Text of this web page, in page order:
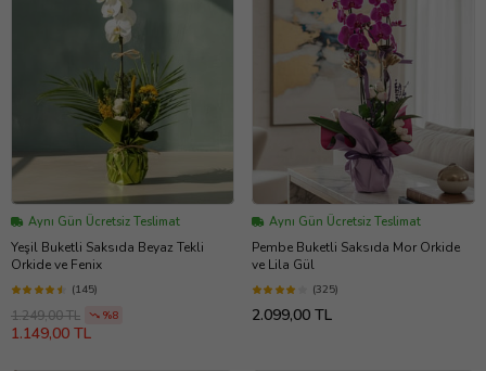
Aynı Gün Ücretsiz Teslimat
Yeşil Buketli Saksıda Beyaz Tekli
Orkide ve Fenix
(145)
1.249,00 TL %8
1.149,00 TL
Aynı Gün Ücretsiz Teslimat
Pembe Buketli Saksıda Mor Orkide
ve Lila Gül
(325)
2.099,00 TL